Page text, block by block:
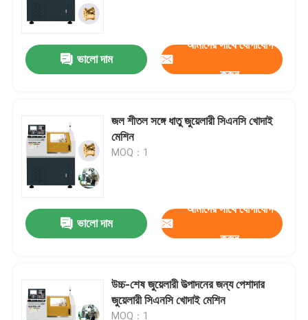
ভালো দাম
আমাদের সাথে যোগাযোগ
করুন
জল শীতল সঙ্গে ধাতু জুয়েলারী সিএনসি খোদাই
মেশিন
MOQ：1
ভালো দাম
আমাদের সাথে যোগাযোগ
করুন
উচ্চ-শেষ জুয়েলারী উত্পাদনের জন্য পেশাদার
জুয়েলারী সিএনসি খোদাই মেশিন
MOQ：1